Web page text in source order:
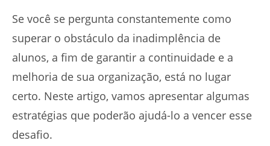
Se você se pergunta constantemente como
superar o obstáculo da inadimplência de
alunos, a fim de garantir a continuidade e a
melhoria de sua organização, está no lugar
certo. Neste artigo, vamos apresentar algumas
estratégias que poderão ajudá-lo a vencer esse
desafio.